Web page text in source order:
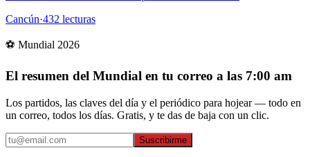
Cancún·432 lecturas
⚽ Mundial 2026
El resumen del Mundial en tu correo a las 7:00 am
Los partidos, las claves del día y el periódico para hojear — todo en
un correo, todos los días. Gratis, y te das de baja con un clic.
Suscribirme